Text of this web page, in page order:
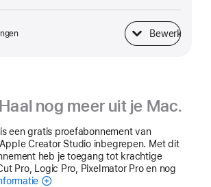
Bewerk
Lichtnetadapter
Haal nog meer uit je Mac.
een gratis proefabonnement van
Creator Studio inbegrepen. Met dit
heb je toegang tot krachtige
Pro, Logic Pro, Pixelmator Pro en nog
Apple